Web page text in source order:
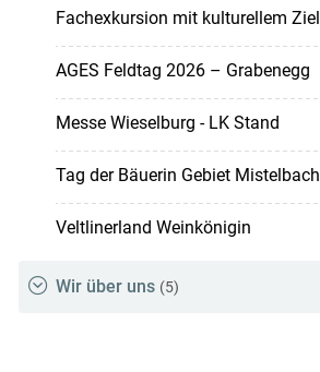
Fachexkursion mit kulturellem Ziel
AGES Feldtag 2026 – Grabenegg
Messe Wieselburg - LK Stand
Tag der Bäuerin Gebiet Mistelbach
Veltlinerland Weinkönigin
Wir über uns (5)